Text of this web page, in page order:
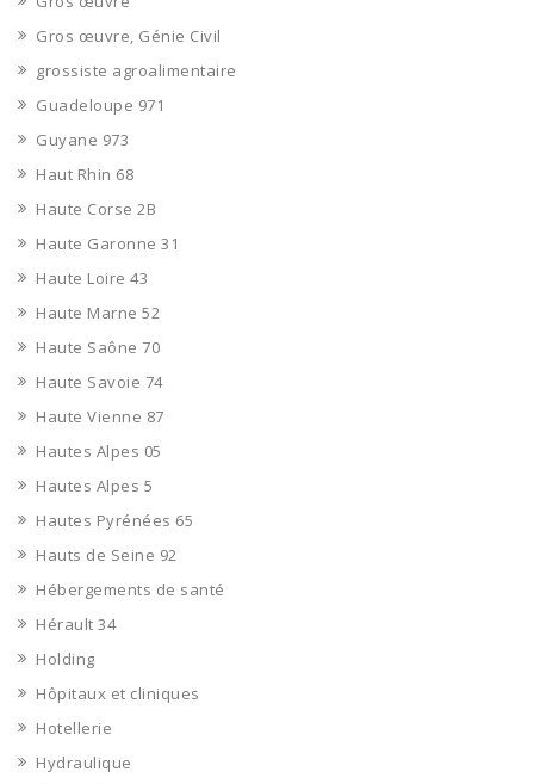
Gros œuvre, Génie Civil
grossiste agroalimentaire
Guadeloupe 971
Guyane 973
Haut Rhin 68
Haute Corse 2B
Haute Garonne 31
Haute Loire 43
Haute Marne 52
Haute Saône 70
Haute Savoie 74
Haute Vienne 87
Hautes Alpes 05
Hautes Alpes 5
Hautes Pyrénées 65
Hauts de Seine 92
Hébergements de santé
Hérault 34
Holding
Hôpitaux et cliniques
Hotellerie
Hydraulique